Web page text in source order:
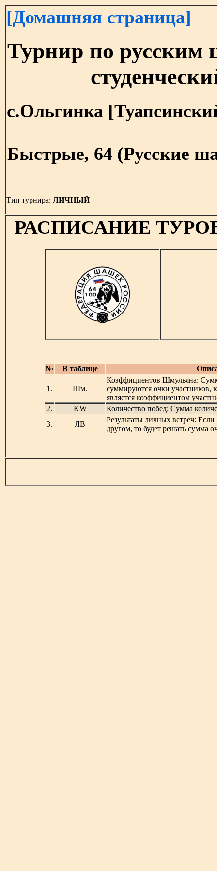
[Домашняя страница]
Турнир по
с.Ольгинка
Быстрые, 64 (Русские
Тип турнира: ЛИЧНЫЙ
РАСПИСАНИЕ
№ В таблице
1. Шм.
Коэффициентов Шмульяна:
суммируются очки участников,
является коэффициентом
2.
KW
Количество побед: Сумма
3.
ЛВ
Результаты личных встреч:
другом, то будет решать сумма